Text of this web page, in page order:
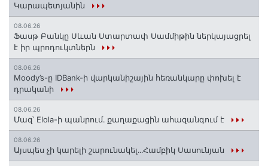
Կարապետյանին
08.06.26
Ֆասթ Բանկը Սևան Ստարտափ Սամմիթին ներկայացրել
է իր պրոդուկտներն
08.06.26
Moody’s-ը IDBank-ի վարկանիշային հեռանկարը փոխել է
դրականի
08.06.26
Մազ՝ Elola-ի պանրում․ քաղաքացին ահազանգում է
08.06.26
Այսպես չի կարելի շարունակել․․․Համբիկ Սասունյան